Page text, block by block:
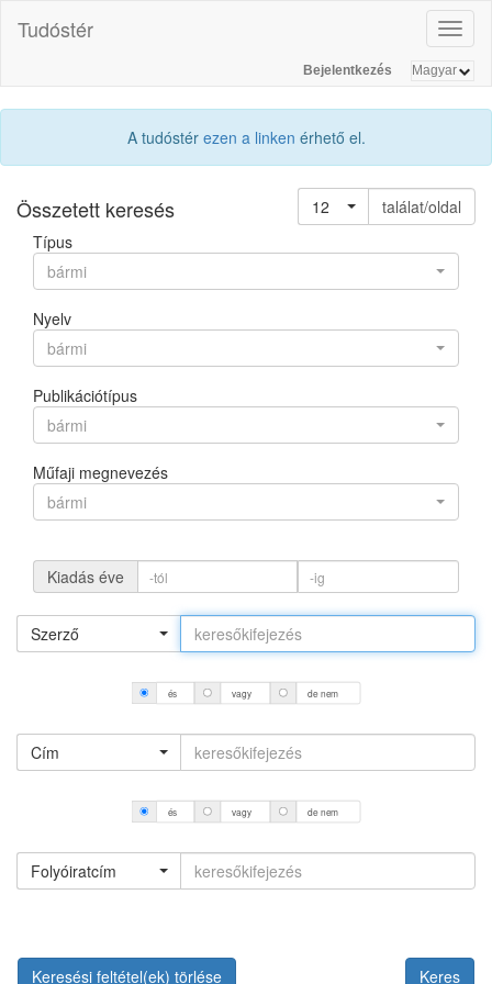
Tudóstér
Bejelentkezés
A tudóstér ezen a linken érhető el.
Összetett keresés 12
találat/oldal
Típus
bármi
Nyelv
bármi
Publikációtípus
bármi
Műfaji megnevezés
bármi
Kiadás éve
Szerző
és vagy de nem
Cím
és vagy de nem
Folyóiratcím
Keresési feltétel(ek) törlése